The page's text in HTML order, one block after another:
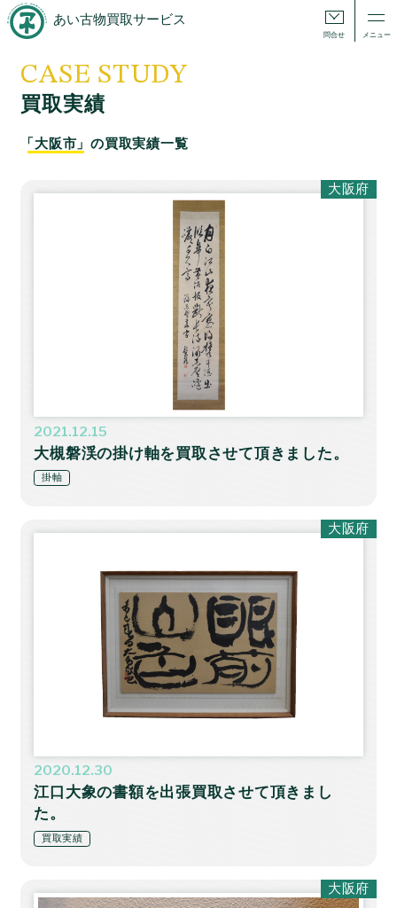
あい古物買取サービス
問合せ メニュー
CASE STUDY
買取実績
「大阪市」の買取実績一覧
2021.12.15
大槻磐渓の掛け軸を買取させて頂きました。
掛軸
大阪府
2020.12.30
江口大象の書額を出張買取させて頂きまし
た。
買取実績
大阪府
大阪府